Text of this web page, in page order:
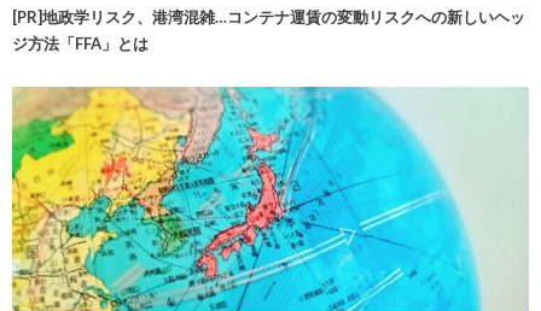
[PR]地政学リスク、港湾混雑…コンテナ運賃の変動リスクへの新しいヘッ
ジ方法「FFA」とは